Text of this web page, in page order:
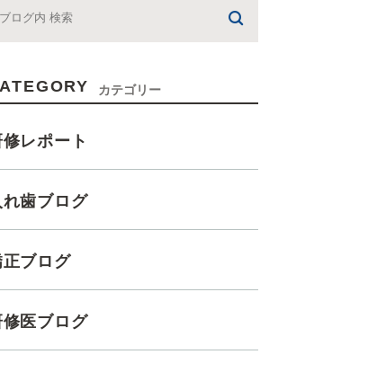
カテゴリー
レポート
れ歯ブログ
正ブログ
修医ブログ